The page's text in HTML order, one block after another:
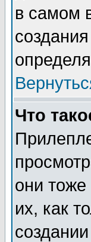
в самом
Что
они
их, как